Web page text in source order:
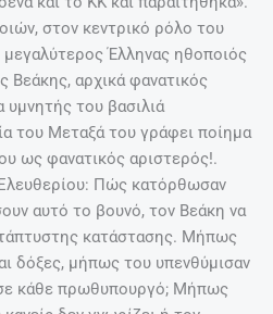
στον κεντρικό ρόλο του
Έλληνας ηθοποιός
Βεάκης, αρχικά φανατικός
υμνητής του βασιλιά
του Μεταξά του γράφει ποίημα
ως φανατικός αριστερός!.
Πώς κατόρθωσαν
αυτό το βουνό, τον Βεάκη να
κατάστασης. Μήπως
δόξες, μήπως του υπενθύμισαν
σε κάθε πρωθυπουργό; Μήπως